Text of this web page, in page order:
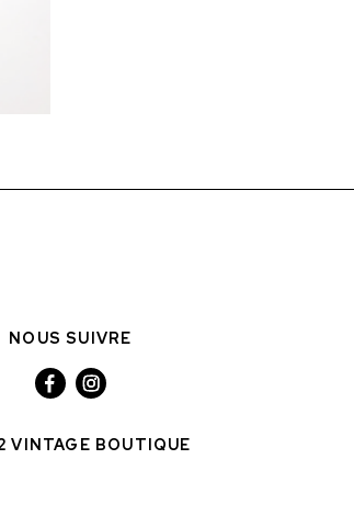
NOUS SUIVRE
VINTAGE BOUTIQUE